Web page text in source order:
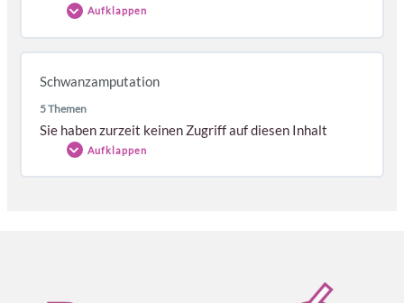
OP-Hinweise und Highlights
Lagerung und Vorbereitung
Zugang
Aufklappen
Abgeschlossen0/5 Schritte
Video einer Zehenamputation
OP-Hinweise und Highlights
Instrumente
Schwanzamputation
5 Themen
Sie haben zurzeit keinen Zugriff auf diesen Inhalt
Aufklappen